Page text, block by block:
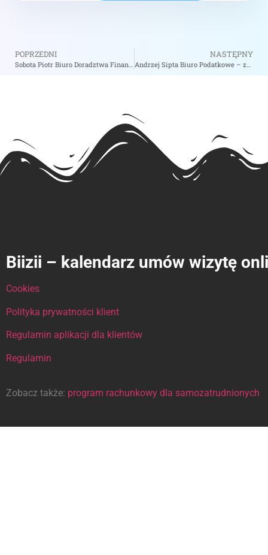
POPRZEDNI
Sobota Piotr Biuro Doradztwa Finansowego – zobacz na biizii.com
NASTĘPNY
Andrzej Sipta Biuro Podatkowe – zobacz na biizii.com
Biizii – kalendarz umów wizytę
Cookies
Polityka prywatności klient
Regulamin aplikacji dla klientów
Regulamin
Zobacz także: program rachunkowy dla samozatrudnionych